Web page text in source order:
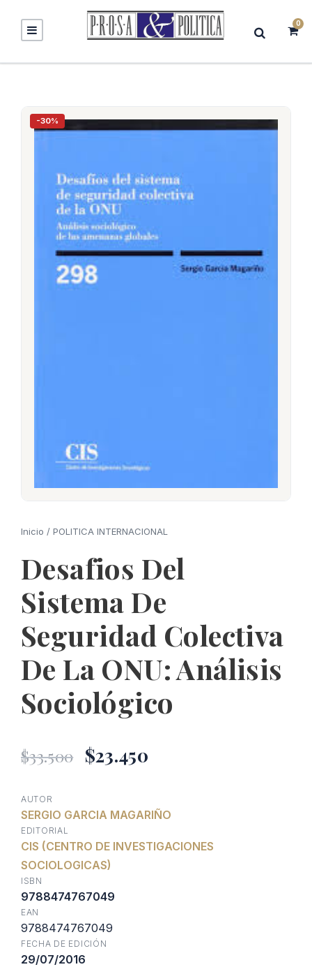
0
-30%
Inicio / POLITICA INTERNACIONAL
Desafios Del
Sistema De
Seguridad Colectiva
De La ONU: Análisis
Sociológico
$33.500 El
original
era:
$33.500.
$23.450
actual
AUTOR
SERGIO GARCIA MAGARIÑO
EDITORIAL
CIS (CENTRO DE INVESTIGACIONES
SOCIOLOGICAS)
ISBN
9788474767049
EAN
9788474767049
FECHA DE EDICIÓN
29/07/2016